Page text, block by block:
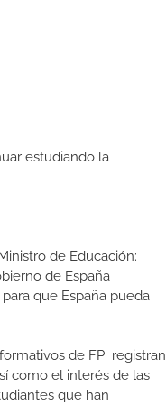
estudiando la
de Educación:
de España
que España pueda
de FP registran
como el interés de las
que han